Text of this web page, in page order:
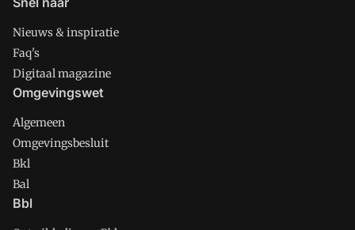
Nieuws & inspiratie
Faq's
Digitaal magazine
Omgevingswet
Algemeen
Omgevingsbesluit
Bkl
Bal
Bbl